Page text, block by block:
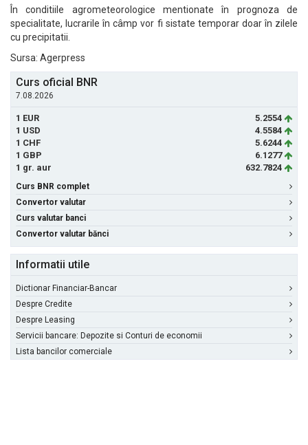
În conditiile agrometeorologice mentionate în prognoza de
specialitate, lucrarile în câmp vor fi sistate temporar doar în zilele
cu precipitatii.
Sursa: Agerpress
Curs oficial BNR
7.08.2026
1 EUR
5.2554
1 USD
4.5584
1 CHF
5.6244
1 GBP
6.1277
1 gr. aur
632.7824
Curs BNR complet
Convertor valutar
Curs valutar banci
Convertor valutar bănci
Informatii utile
Dictionar Financiar-Bancar
Despre Credite
Despre Leasing
Servicii bancare: Depozite si Conturi de economii
Lista bancilor comerciale